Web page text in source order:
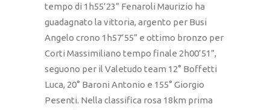
tempo di 1h55’23” Fenaroli Maurizio ha
guadagnato la vittoria, argento per Busi
Angelo crono 1h57’55” e ottimo bronzo per
Corti Massimiliano tempo finale 2h00’51”,
seguono per il Valetudo team 12° Boffetti
Luca, 20° Baroni Antonio e 155° Giorgio
Pesenti. Nella classifica rosa 18km prima